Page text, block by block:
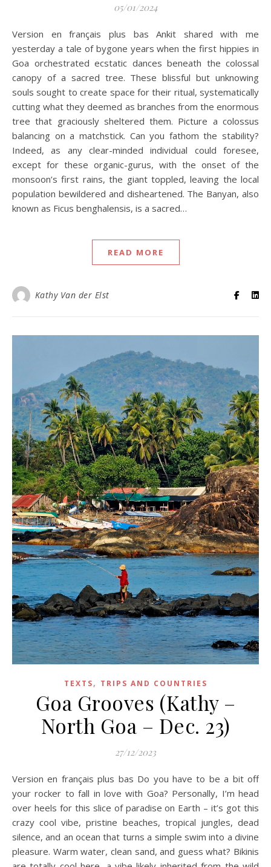
05/01/2024
Version en français plus bas Ankit shared with me
yesterday a tale of bygone years when the first hippies in
Goa orchestrated ecstatic dances beneath the colossal
canopy of a sacred tree. These blissful but unknowing
souls sought to create space for their ritual, systematically
cutting what they deemed as branches from the enormous
tree that graciously sheltered them. Picture a colossus
balancing on a matchstick. Can you fathom the stability?
Indeed, as any clear-minded individual could foresee,
except for these organic-gurus, with the onset of the
monsoon’s first rains, the giant toppled, leaving the local
population bewildered and disheartened. The Banyan, also
known as Ficus benghalensis, is a sacred…
READ MORE
Kathy Van der Elst
TEXTS, TRIPS AND COUNTRIES
Goa Grooves (Kathy –
North Goa – Dec. 23)
27/12/2023
Version en français plus bas Do you have to be a bit off
your rocker to fall in love with Goa? Personally, I’m head
over heels for this slice of paradise on Earth – it’s got this
crazy cool vibe, pristine beaches, tropical jungles, dead
silence, and an ocean that turns a simple swim into a divine
pleasure. Warm water, clean sand, and guess what? Bikinis